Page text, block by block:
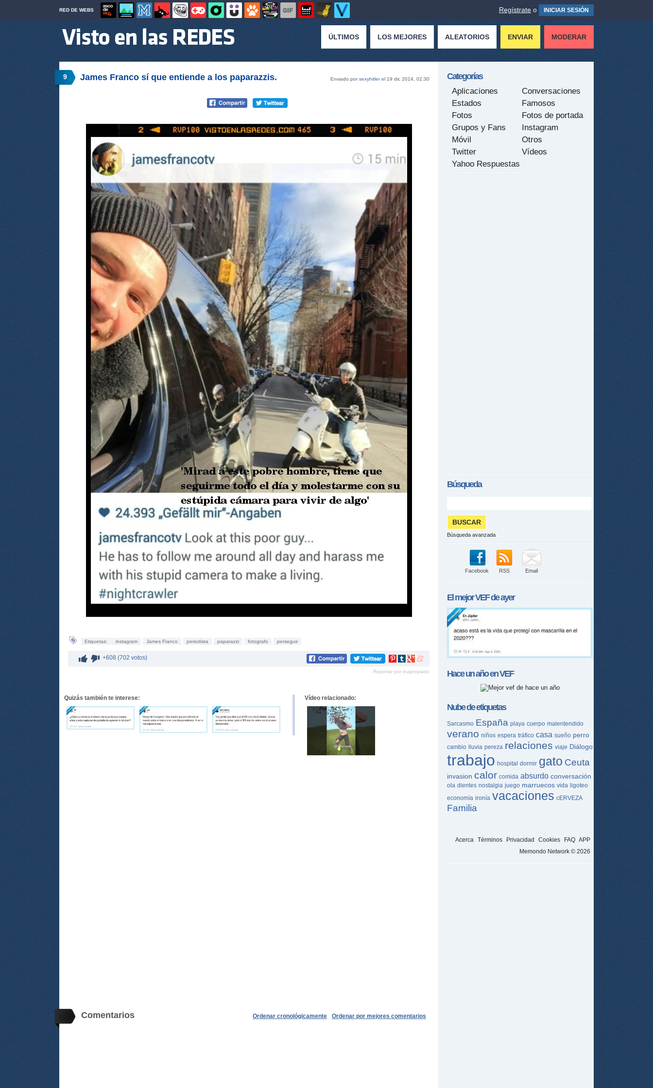
RED DE WEBS Regístrate o INICIAR SESIÓN
ÚLTIMOS LOS MEJORES ALEATORIOS ENVIAR MODERAR
9 Enviado porsexyhitlerel 19 dic 2014, 02:30
James Franco sí que entiende a los paparazzis.
Etiquetas: instagram James Franco periodista paparazzi fotografo perseguir
+608 (702 votos)
Compartir
Pinterest
Compartir
tumblr
Compartir
Google+
Compartir
meneame
Reportar por inapropiado
Quizás también te interese: Vídeo relacionado:
Comentarios Ordenar por mejores comentarios
Ordenar cronológicamente
Categorías
Aplicaciones
Conversaciones
Estados
Famosos
Fotos
Fotos de portada
Grupos y Fans
Instagram
Móvil
Otros
Twitter
Vídeos
Yahoo Respuestas
Búsqueda
Búsqueda avanzada
Facebook RSS Email
El mejorVEFde ayer
Hace un año enVEF
Nube de etiquetas
Sarcasmo España playa cuerpo malentendido
verano niños espera tráfico casa sueño perro
cambio lluvia pereza relaciones viaje Diálogo
trabajo hospital dormir gato Ceuta
invasion calor comida absurdo conversación
ola dientes nostalgia juego marruecos vida ligoteo
economía ironía vacaciones cERVEZA
Familia
Acerca Términos Privacidad Cookies FAQ APP
Memondo Network © 2026